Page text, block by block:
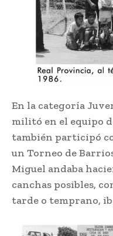
En la categoría
militó en el equipo
también participó
un Torneo de
Miguel andaba
canchas posibles,
tarde o temprano,